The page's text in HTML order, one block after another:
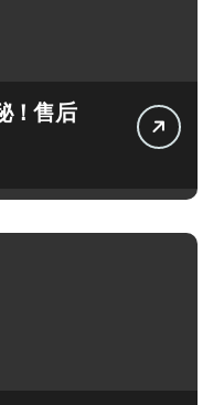
！售后